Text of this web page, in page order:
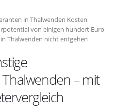
in Thalwenden Kosten
von einigen hundert Euro
in Thalwenden nicht entgehen
– mit